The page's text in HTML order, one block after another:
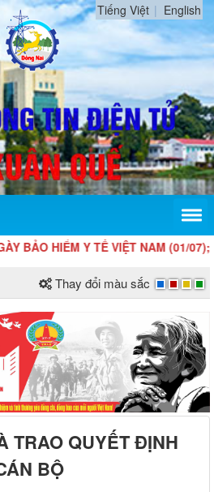
Tiếng Việt English
HIỂM Y TẾ VIỆT NAM (01/07); 76
Thay đổi màu sắc
TRAO QUYẾT ĐỊNH
BỘ